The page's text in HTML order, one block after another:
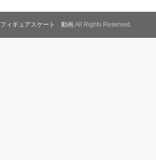
フィギュアスケート 動画.All Rights Reserved.